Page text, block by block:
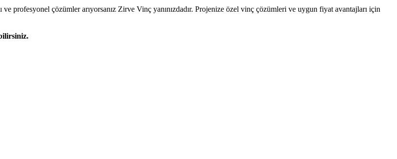
ve profesyonel çözümler arıyorsanız Zirve Vinç yanınızdadır. Projenize özel vinç çözümleri ve uygun fiyat avantajları için